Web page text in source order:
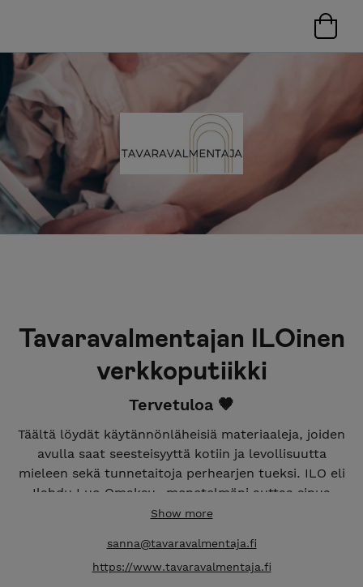
Tavaravalmentajan ILOinen
verkkoputiikki
Tervetuloa 🤎
Täältä löydät käytännönläheisiä materiaaleja, joiden
avulla saat seesteisyyttä kotiin ja levollisuutta
mieleen sekä tunnetaitoja perhearjen tueksi. ILO eli
Ilahdu Luo Omaksu -menetelmäni auttaa sinua
saavuttamaan haluamasi.
Putiikki on luotu ennen kaikkea inhimilliseltä
ihmiseltä toiselle. Mukana on paljon oman elämän
Show more
sanna@tavaravalmentaja.fi
https://www.tavaravalmentaja.fi